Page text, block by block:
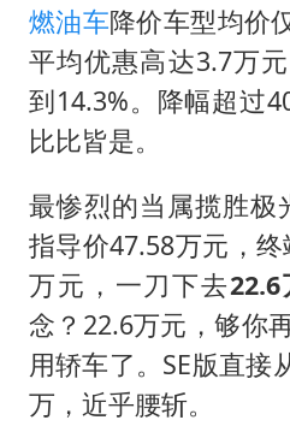
燃油车降价车型均价
平均优惠高达3.7万
到14.3%。降幅超过
比比皆是。
最惨烈的当属揽胜极
指导价47.58万元，终
万元，一刀下去
念？22.6万元，够你
用轿车了。SE版直接
万，近乎腰斩。